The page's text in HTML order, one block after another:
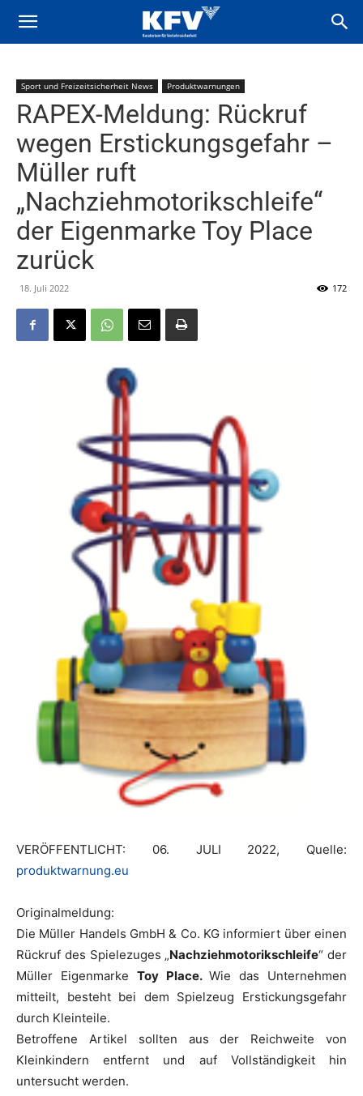
Sport und Freizeitsicherheit News Produktwarnungen
RAPEX-Meldung: Rückruf
wegen Erstickungsgefahr –
Müller ruft
„Nachziehmotorikschleife“
der Eigenmarke Toy Place
zurück
18. Juli 2022 172
VERÖFFENTLICHT: 06. JULI 2022, Quelle:
produktwarnung.eu
Originalmeldung:
Die Müller Handels GmbH & Co. KG informiert über einen
Rückruf des Spielezuges „Nachziehmotorikschleife“ der
Müller Eigenmarke Toy Place.Wie das Unternehmen
mitteilt, besteht bei dem Spielzeug Erstickungsgefahr
durch Kleinteile.
Betroffene Artikel sollten aus der Reichweite von
Kleinkindern entfernt und auf Vollständigkeit hin
untersucht werden.